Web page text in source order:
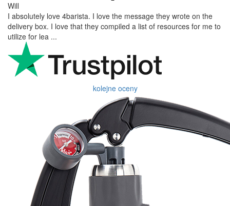
Will
I absolutely love 4barista. I love the message they wrote on the
delivery box. I love that they compiled a list of resources for me to
utilize for lea ...
kolejne oceny